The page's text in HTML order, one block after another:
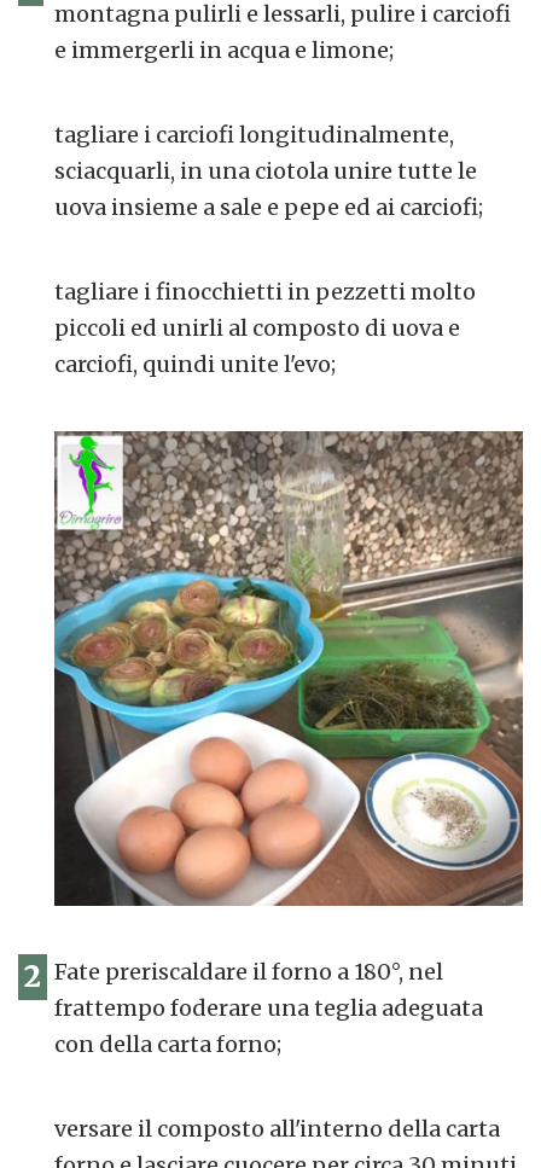
montagna pulirli e lessarli, pulire i carciofi
e immergerli in acqua e limone;
tagliare i carciofi longitudinalmente,
sciacquarli, in una ciotola unire tutte le
uova insieme a sale e pepe ed ai carciofi;
tagliare i finocchietti in pezzetti molto
piccoli ed unirli al composto di uova e
carciofi, quindi unite l'evo;
2 Fate preriscaldare il forno a 180°, nel
frattempo foderare una teglia adeguata
con della carta forno;
versare il composto all'interno della carta